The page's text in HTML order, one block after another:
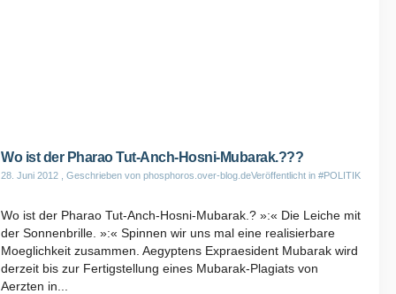
Wo ist der Pharao Tut-Anch-Hosni-Mubarak.???
28. Juni 2012 , Geschrieben von phosphoros.over-blog.deVeröffentlicht in #POLITIK
Wo ist der Pharao Tut-Anch-Hosni-Mubarak.? »:« Die Leiche mit
der Sonnenbrille. »:« Spinnen wir uns mal eine realisierbare
Moeglichkeit zusammen. Aegyptens Expraesident Mubarak wird
derzeit bis zur Fertigstellung eines Mubarak-Plagiats von
Aerzten in...